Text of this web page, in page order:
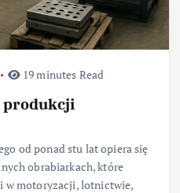
19 minutes Read
produkcji
od ponad stu lat opiera się
obrabiarkach, które
w motoryzacji, lotnictwie,